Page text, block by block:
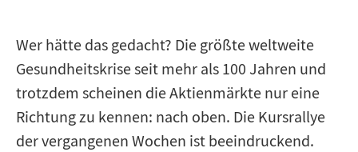
Wer hätte das gedacht? Die größte weltweite
Gesundheitskrise seit mehr als 100 Jahren und
trotzdem scheinen die Aktienmärkte nur eine
Richtung zu kennen: nach oben. Die Kursrallye
der vergangenen Wochen ist beeindruckend.